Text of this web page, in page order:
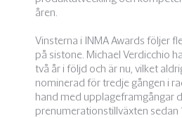
åren.
Vinsterna i INMA Awards följer
på sistone. Michael Verdicchio
två år i följd och är nu, vilket
nominerad för tredje gången i
hand med upplageframgångar
prenumerationstillväxten sedan